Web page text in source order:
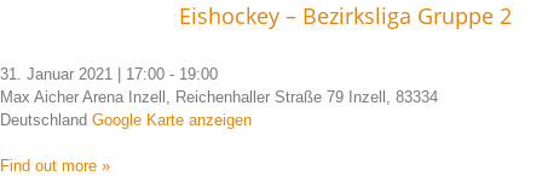
Eishockey – Bezirksliga Gruppe 2
31. Januar 2021 | 17:00 - 19:00
Max Aicher Arena Inzell, Reichenhaller Straße 79 Inzell, 83334
Deutschland Google Karte anzeigen
Find out more »